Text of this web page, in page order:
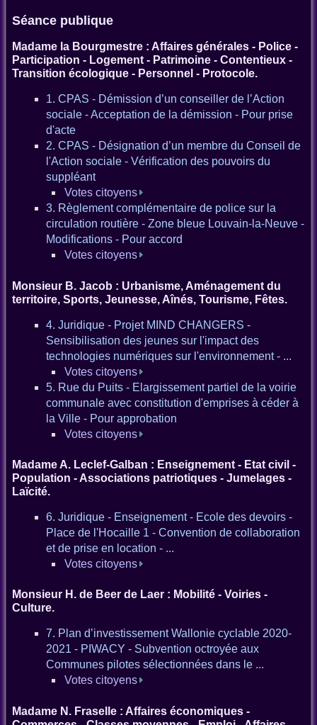
Séance publique
Madame la Bourgmestre : Affaires générales - Police -
Participation - Logement - Patrimoine - Contentieux -
Transition écologique - Personnel - Protocole.
1. CPAS - Démission d’un conseiller de l’Action
sociale - Acceptation de la démission - Pour prise
d'acte
2. CPAS - Désignation d’un membre du Conseil de
l'Action sociale - Vérification des pouvoirs du
suppléant
Votes citoyens
3. Règlement complémentaire de police sur la
circulation routière - Zone bleue Louvain-la-Neuve -
Modifications - Pour accord
Votes citoyens
Monsieur B. Jacob : Urbanisme, Aménagement du
territoire, Sports, Jeunesse, Aînés, Tourisme, Fêtes.
4. Juridique - Projet MIND CHANGERS -
Sensibilisation des jeunes sur l'impact des
technologies numériques sur l'environnement - ...
Votes citoyens
5. Rue du Puits - Elargissement partiel de la voirie
communale avec constitution d'emprises à céder à
la Ville - Pour approbation
Votes citoyens
Madame A. Leclef-Galban : Enseignement - Etat civil -
Population - Associations patriotiques - Jumelages -
Laïcité.
6. Juridique - Enseignement - Ecole des devoirs -
Place de l'Hocaille 1 - Convention de collaboration
et de prise en location - ...
Votes citoyens
Monsieur H. de Beer de Laer : Mobilité - Voiries -
Culture.
7. Plan d’investissement Wallonie cyclable 2020-
2021 - PIWACY - Subvention octroyée aux
Communes pilotes sélectionnées dans le ...
Votes citoyens
Madame N. Fraselle : Affaires économiques -